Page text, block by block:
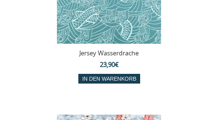
Jersey Wasserdrache
23,90€